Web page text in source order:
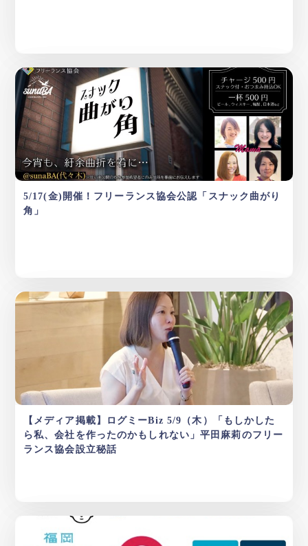
5/17(金)開催！フリーランス協会公認「スナック曲がり
角」
【メディア掲載】ログミーBiz 5/9（木）「もしかした
ら私、会社を作ったのかもしれない」平田麻莉のフリー
ランス協会設立秘話